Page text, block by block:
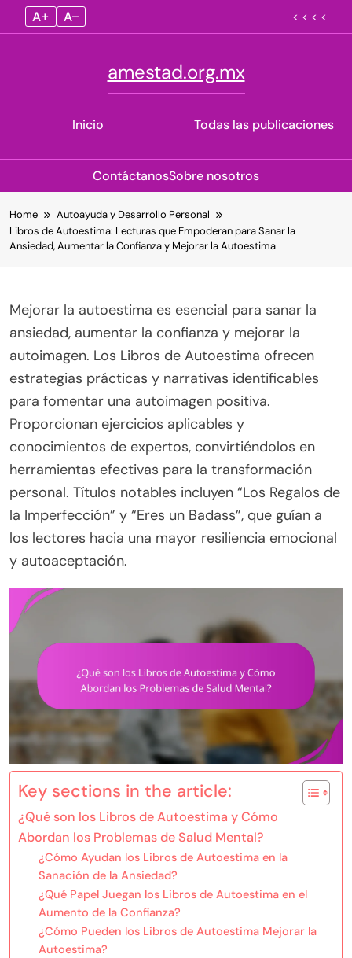
A+ A– < < < <
Inicio
amestad.org.mx
Todas las publicaciones
ContáctanosSobre nosotros
to
content
Home
Autoayuda y Desarrollo Personal
Libros de Autoestima: Lecturas que Empoderan para Sanar la
Ansiedad, Aumentar la Confianza y Mejorar la Autoestima
Mejorar la autoestima es esencial para sanar la
ansiedad, aumentar la confianza y mejorar la
autoimagen. Los Libros de Autoestima ofrecen
estrategias prácticas y narrativas identificables
para fomentar una autoimagen positiva.
Proporcionan ejercicios aplicables y
conocimientos de expertos, convirtiéndolos en
herramientas efectivas para la transformación
personal. Títulos notables incluyen “Los Regalos de
la Imperfección” y “Eres un Badass”, que guían a
los lectores hacia una mayor resiliencia emocional
y autoaceptación.
Key sections in the article:
¿Qué son los Libros de Autoestima y Cómo
Abordan los Problemas de Salud Mental?
¿Cómo Ayudan los Libros de Autoestima en la
Sanación de la Ansiedad?
¿Qué Papel Juegan los Libros de Autoestima en el
Aumento de la Confianza?
¿Cómo Pueden los Libros de Autoestima Mejorar la
Autoestima?